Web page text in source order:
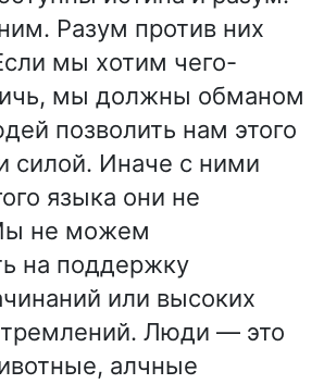
Разум против них
мы хотим чего-
мы должны обманом
позволить нам этого
силой. Иначе с ними
языка они не
не можем
на поддержку
или высоких
Люди — это
алчные